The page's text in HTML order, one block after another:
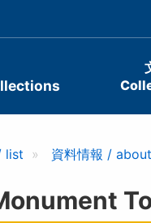
list 資料情報 /